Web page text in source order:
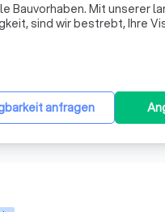
Bauvorhaben. Mit unserer
sind wir bestrebt, Ihre
anfragen